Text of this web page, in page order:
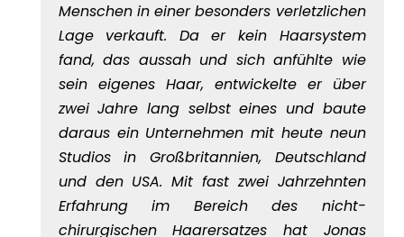
Menschen in einer besonders verletzlichen
Lage verkauft. Da er kein Haarsystem
fand, das aussah und sich anfühlte wie
sein eigenes Haar, entwickelte er über
zwei Jahre lang selbst eines und baute
daraus ein Unternehmen mit heute neun
Studios in Großbritannien, Deutschland
und den USA. Mit fast zwei Jahrzehnten
Erfahrung im Bereich des nicht-
chirurgischen Haarersatzes hat Jonas